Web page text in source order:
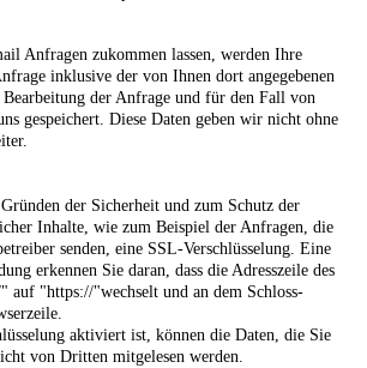
Anfragen zukommen lassen, werden Ihre
inklusive der von Ihnen dort angegebenen
Bearbeitung der Anfrage und für den Fall von
gespeichert. Diese Daten geben wir nicht ohne
der Sicherheit und zum Schutz der
Inhalte, wie zum Beispiel der Anfragen, die
senden, eine SSL-Verschlüsselung. Eine
erkennen Sie daran, dass die Adresszeile des
auf "https://"wechselt und an dem Schloss-
aktiviert ist, können die Daten, die Sie
von Dritten mitgelesen werden.